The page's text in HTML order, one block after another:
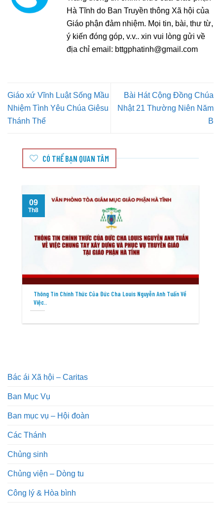
Hà Tĩnh do Ban Truyền thông Xã hội của
Giáo phận đảm nhiệm. Mọi tin, bài, thư từ,
ý kiến đóng góp, v.v.. xin vui lòng gửi về
địa chỉ email: bttgphatinh@gmail.com
Giáo xứ Vĩnh Luật Sống Mầu
Nhiệm Tình Yêu Chúa Giêsu
Thánh Thể
Bài Hát Cộng Đồng Chúa
Nhật 21 Thường Niên Năm
B
CÓ THỂ BẠN QUAN TÂM
Thông Tin Chính Thức Của Đức Cha Louis Nguyễn Anh Tuấn Về
Việc..
09
Th8
Bác ái Xã hội – Caritas
Ban Mục Vụ
Ban mục vụ – Hội đoàn
Các Thánh
Chủng sinh
Chủng viện – Dòng tu
Công lý & Hòa bình